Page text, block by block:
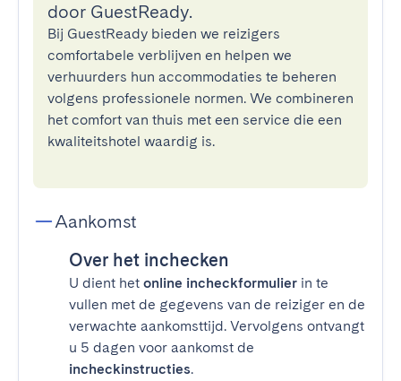
door GuestReady.
Bij GuestReady bieden we reizigers
comfortabele verblijven en helpen we
verhuurders hun accommodaties te beheren
volgens professionele normen. We combineren
het comfort van thuis met een service die een
kwaliteitshotel waardig is.
Aankomst
Over het inchecken
U dient het online incheckformulier in te
vullen met de gegevens van de reiziger en de
verwachte aankomsttijd. Vervolgens ontvangt
u 5 dagen voor aankomst de
incheckinstructies.